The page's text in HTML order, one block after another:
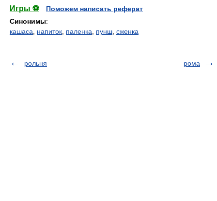
Игры ⚽
Поможем написать реферат
Синонимы:
кашаса
напиток паленка пунш сженка
рольня рома